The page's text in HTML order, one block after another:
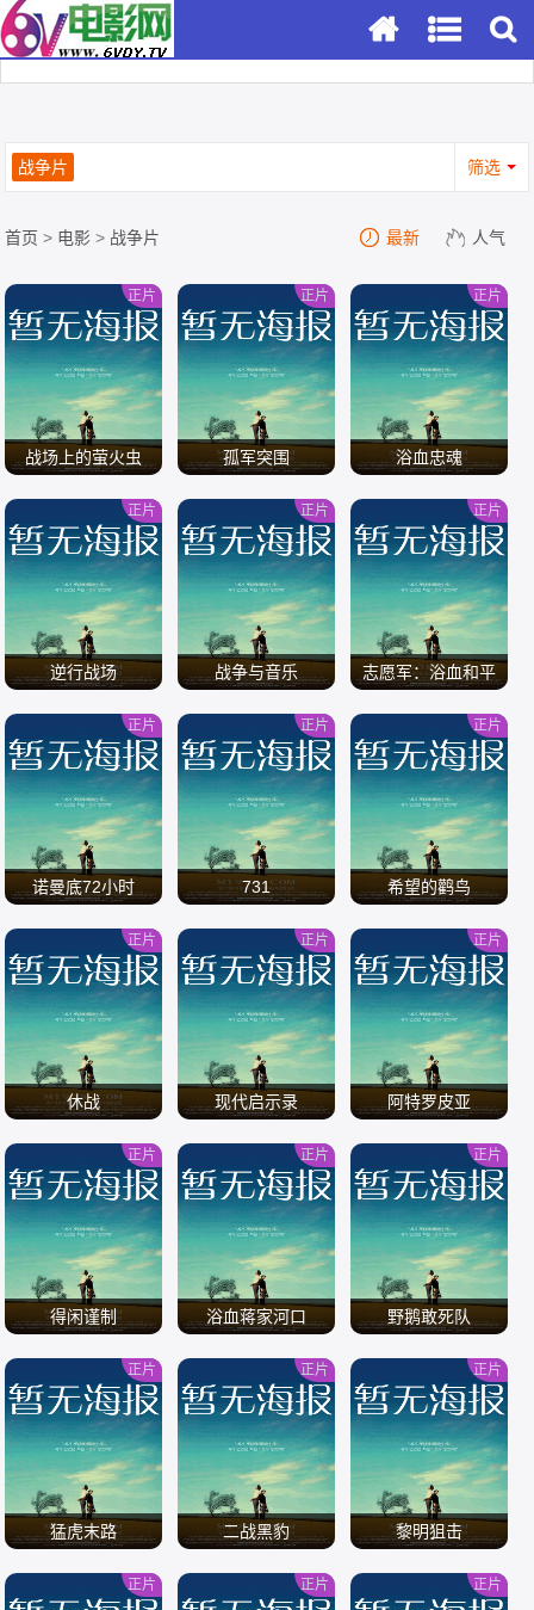
战争片 筛选
首页 > 电影 > 战争片 最新 人气
战场上的萤火虫
/
正片
孤军突围
/
正片
浴血忠魂
/
正片
逆行战场
/
正片
战争与音乐
/
正片
志愿军：浴血和平
/
正片
诺曼底72小时
/
正片
731
/
正片
希望的鹳鸟
/
正片
休战
/
正片
现代启示录
/
正片
阿特罗皮亚
/
正片
得闲谨制
/
正片
浴血蒋家河口
/
正片
野鹅敢死队
/
正片
猛虎末路
正片
二战黑豹
正片
黎明狙击
正片
正片 正片 正片